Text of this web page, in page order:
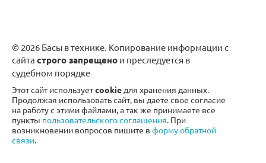
© 2026 Басы в технике. Копирование информации с
сайта строго запрещено и преследуется в
судебном порядке
Этот сайт используетcookie для хранения данных.
Продолжая использовать сайт, вы даете свое согласие
на работу с этими файлами, а так же принимаете все
пункты пользовательского соглашения. При
возникновении вопросов пишите в форму обратной
связи.